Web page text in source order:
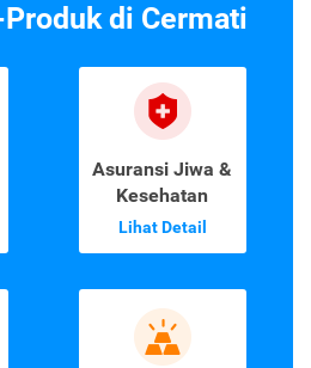
di Cermati
Asuransi Jiwa &
Kesehatan
Lihat Detail